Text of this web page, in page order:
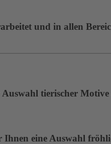
und in allen
tierischer
Ihnen eine Auswahl